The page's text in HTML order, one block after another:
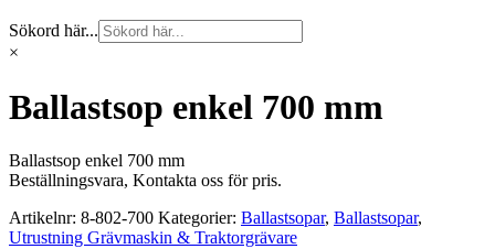
Sökord här...
×
Ballastsop enkel 700 mm
Ballastsop enkel 700 mm
Beställningsvara, Kontakta oss för pris.
Artikelnr: 8-802-700 Kategorier: Ballastsopar, Ballastsopar,
Utrustning Grävmaskin & Traktorgrävare